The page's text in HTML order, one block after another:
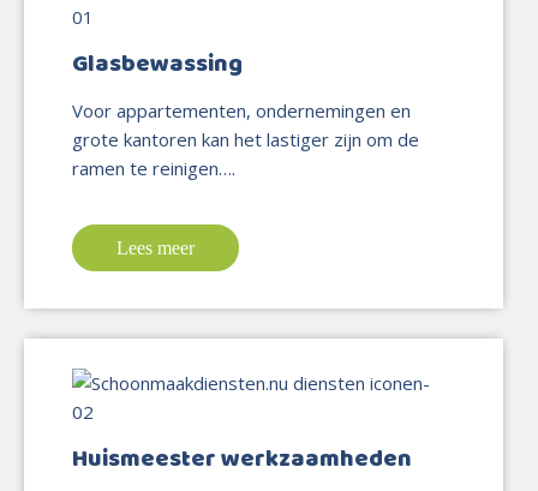
Glasbewassing
Voor appartementen, ondernemingen en
grote kantoren kan het lastiger zijn om de
ramen te reinigen….
Lees meer
Huismeester werkzaamheden